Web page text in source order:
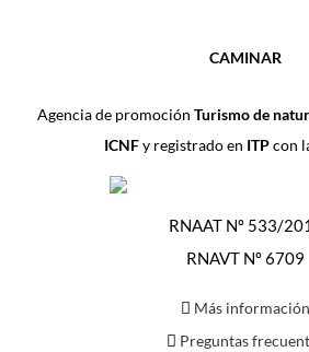
CAMINAR
Agencia de promoción Turismo de
ICNFy registrado en ITPcon
RNAAT Nº 533/
RNAVT Nº 6709
Más información
Preguntas